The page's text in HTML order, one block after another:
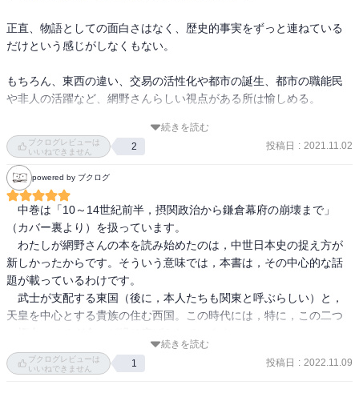
正直、物語としての面白さはなく、歴史的事実をずっと連ねている
だけという感じがしなくもない。
もちろん、東西の違い、交易の活性化や都市の誕生、都市の職能民
や非人の活躍など、網野さんらしい視点がある所は愉しめる。
そういうわけで、網野さんのファンや日本史を復習したい人は読ん
でもいいだろう。
続きを読む
ブクログレビューは
いいねできません
2 投稿日 : 2021.11.02
powered by ブクログ
中巻は「10～14世紀前半，摂関政治から鎌倉幕府の崩壊まで」
（カバー裏より）を扱っています。
わたしが網野さんの本を読み始めたのは，中世日本史の捉え方が
新しかったからです。そういう意味では，本書は，その中心的な話
題が載っているわけです。
武士が支配する東国（後に，本人たちも関東と呼ぶらしい）と，
天皇を中心とする貴族の住む西国。この時代には，特に，この二つ
わたしのような義務教育くらいの日本史しか知らないものは，つ
いつい，一番トップに立っているものたちだけをなぞってしまいま
続きを読む
ブクログレビューは
いいねできません
1 投稿日 : 2022.11.09